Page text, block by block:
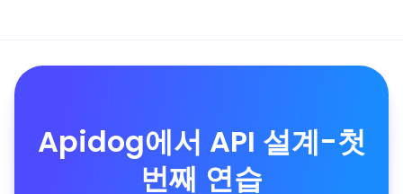
Apidog에서 API 설계-첫
번째 연습